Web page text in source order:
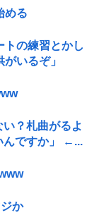
める
トの練習とかし
いるぞ」
？札曲がるよ
んですか」 ←...
か